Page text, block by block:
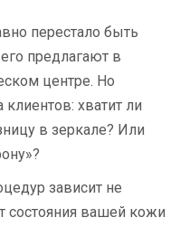
перестало быть
предлагают в
центре. Но
хватит ли
в зеркале? Или
зависит не
состояния вашей кожи